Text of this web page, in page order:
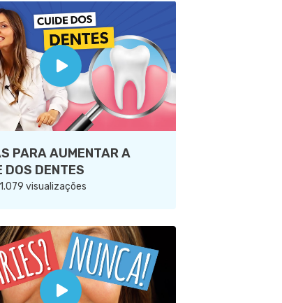
PARA AUMENTAR A
DOS DENTES
visualizações